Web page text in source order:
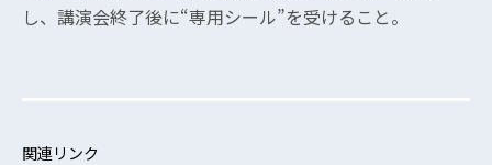
し、講演会終了後に“専用シール”を受けること。
関連リンク